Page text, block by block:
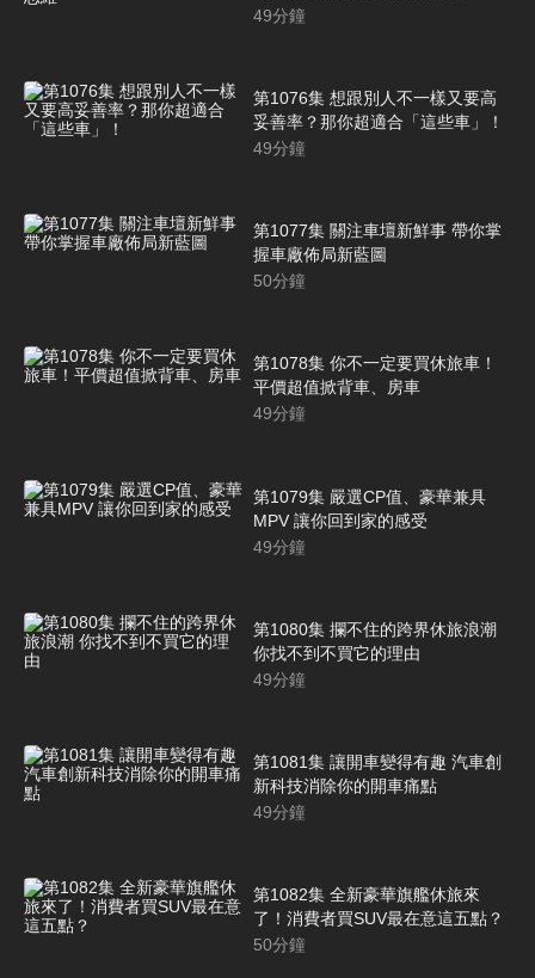
49分鐘
第1076集 想跟別人不一樣又要高
妥善率？那你超適合「這些車」！
49分鐘
第1077集 關注車壇新鮮事 帶你掌
握車廠佈局新藍圖
50分鐘
第1078集 你不一定要買休旅車！
平價超值掀背車、房車
49分鐘
第1079集 嚴選CP值、豪華兼具
MPV 讓你回到家的感受
49分鐘
第1080集 攔不住的跨界休旅浪潮
你找不到不買它的理由
49分鐘
第1081集 讓開車變得有趣 汽車創
新科技消除你的開車痛點
49分鐘
第1082集 全新豪華旗艦休旅來
了！消費者買SUV最在意這五點？
50分鐘